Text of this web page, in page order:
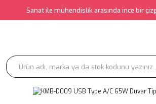
Sanat ile mühendislik arasında ince bir